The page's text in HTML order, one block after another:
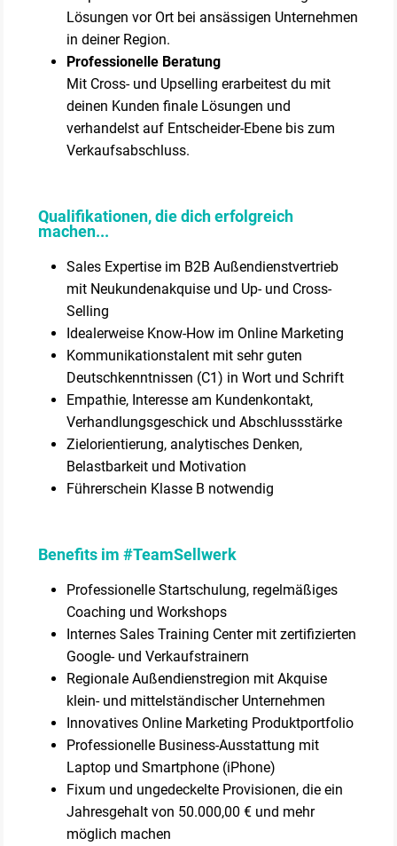
Lösungen vor Ort bei ansässigen Unternehmen
in deiner Region.
Professionelle Beratung
Mit Cross- und Upselling erarbeitest du mit
deinen Kunden finale Lösungen und
verhandelst auf Entscheider-Ebene bis zum
Verkaufsabschluss.
Qualifikationen, die dich erfolgreich
machen...
Sales Expertise im B2B Außendienstvertrieb
mit Neukundenakquise und Up- und Cross-
Selling
Idealerweise Know-How im Online Marketing
Kommunikationstalent mit sehr guten
Deutschkenntnissen (C1) in Wort und Schrift
Empathie, Interesse am Kundenkontakt,
Verhandlungsgeschick und Abschlussstärke
Zielorientierung, analytisches Denken,
Belastbarkeit und Motivation
Führerschein Klasse B notwendig
Benefits im #TeamSellwerk
Professionelle Startschulung, regelmäßiges
Coaching und Workshops
Internes Sales Training Center mit zertifizierten
Google- und Verkaufstrainern
Regionale Außendienstregion mit Akquise
klein- und mittelständischer Unternehmen
Innovatives Online Marketing Produktportfolio
Professionelle Business-Ausstattung mit
Laptop und Smartphone (iPhone)
Fixum und ungedeckelte Provisionen, die ein
Jahresgehalt von 50.000,00 € und mehr
möglich machen